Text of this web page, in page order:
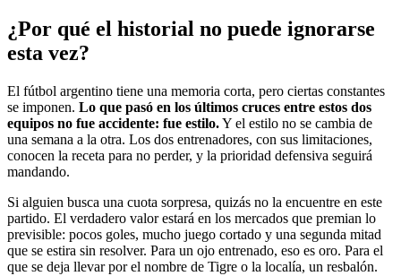
¿Por qué el historial no puede ignorarse
esta vez?
El fútbol argentino tiene una memoria corta, pero ciertas constantes
se imponen. Lo que pasó en los últimos cruces entre estos dos
equipos no fue accidente: fue estilo.Y el estilo no se cambia de
una semana a la otra. Los dos entrenadores, con sus limitaciones,
conocen la receta para no perder, y la prioridad defensiva seguirá
mandando.
Si alguien busca una cuota sorpresa, quizás no la encuentre en este
partido. El verdadero valor estará en los mercados que premian lo
previsible: pocos goles, mucho juego cortado y una segunda mitad
que se estira sin resolver. Para un ojo entrenado, eso es oro. Para el
que se deja llevar por el nombre de Tigre o la localía, un resbalón.